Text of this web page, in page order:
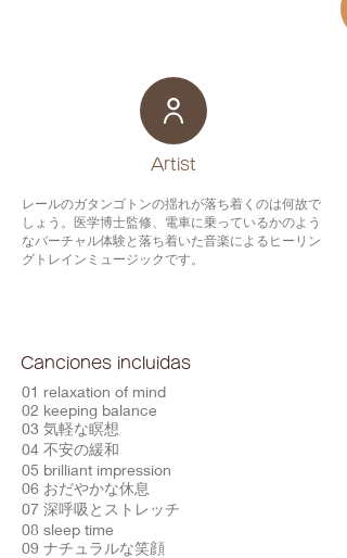
​Artist
レールのガタンゴトンの揺れが落ち着くのは何故で
しょう。医学博士監修、電車に乗っているかのよう
なバーチャル体験と落ち着いた音楽によるヒーリン
グトレインミュージックです。
Canciones incluidas
01 relaxation of mind
02 keeping balance
03 気軽な瞑想
04 不安の緩和
05 brilliant impression
06 おだやかな休息
07 深呼吸とストレッチ
08 sleep time
09 ナチュラルな笑顔